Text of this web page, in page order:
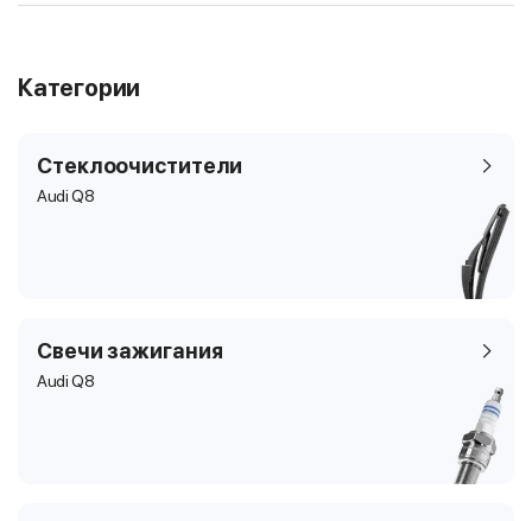
Категории
Стеклоочистители
Audi Q8
Свечи зажигания
Audi Q8